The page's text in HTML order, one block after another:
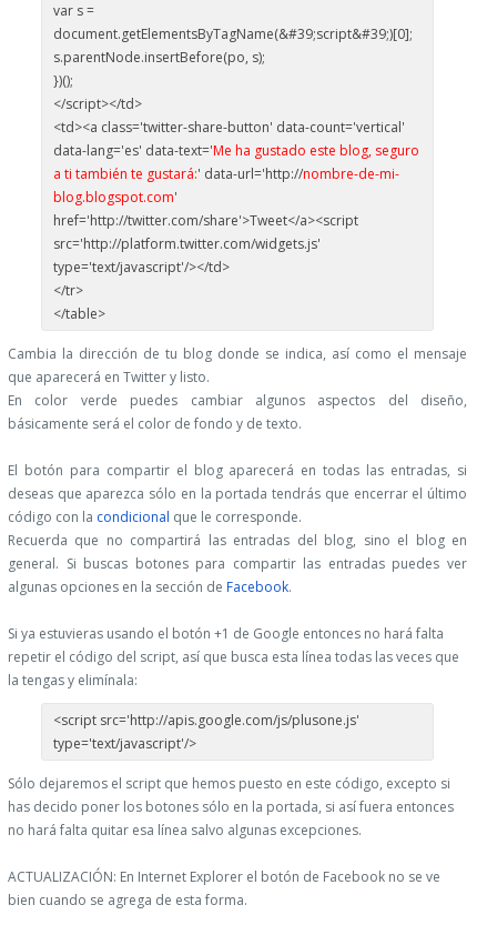
var s =
document.getElementsByTagName(&#39;script&#39;)[0];
s.parentNode.insertBefore(po, s);
})();
</script></td>
<td><a class='twitter-share-button' data-count='vertical'
data-lang='es' data-text='Me ha gustado este blog, seguro
a ti también te gustará:' data-url='http://nombre-de-mi-
blog.blogspot.com'
href='http://twitter.com/share'>Tweet</a><script
src='http://platform.twitter.com/widgets.js'
type='text/javascript'/></td>
</tr>
</table>
Cambia la dirección de tu blog donde se indica, así como el mensaje
que aparecerá en Twitter y listo.
En color verde puedes cambiar algunos aspectos del diseño,
básicamente será el color de fondo y de texto.
El botón para compartir el blog aparecerá en todas las entradas, si
deseas que aparezca sólo en la portada tendrás que encerrar el último
código con la condicional que le corresponde.
Recuerda que no compartirá las entradas del blog, sino el blog en
general. Si buscas botones para compartir las entradas puedes ver
algunas opciones en la sección de Facebook.
Si ya estuvieras usando el botón +1 de Google entonces no hará falta
repetir el código del script, así que busca esta línea todas las veces que
la tengas y elimínala:
<script src='http://apis.google.com/js/plusone.js'
type='text/javascript'/>
Sólo dejaremos el script que hemos puesto en este código, excepto si
has decido poner los botones sólo en la portada, si así fuera entonces
no hará falta quitar esa línea salvo algunas excepciones.
ACTUALIZACIÓN: En Internet Explorer el botón de Facebook no se ve
bien cuando se agrega de esta forma.